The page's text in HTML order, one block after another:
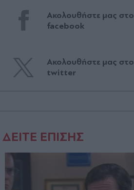
Ακολουθήστε μας στο
facebook
Ακολουθήστε μας στο
twitter